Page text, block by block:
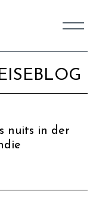
nuits in der